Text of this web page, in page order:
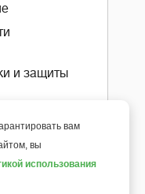
и защиты
6+
вам
вы
использования